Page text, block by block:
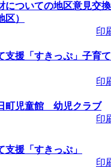
びる塾
：～
「ばん
08/
広場「
についての地区意見交換
）
印
支援「すきっぷ」子育て
印
町児童館 幼児クラブ
印
支援「すきっぷ」
印